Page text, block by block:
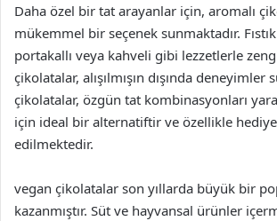
Daha özel bir tat arayanlar için, aromalı
mükemmel bir seçenek sunmaktadır.
portakallı veya kahveli gibi lezzetlerle
çikolatalar, alışılmışın dışında deneyimler
çikolatalar, özgün tat kombinasyonları
için ideal bir alternatiftir ve özellikle
edilmektedir.
vegan çikolatalar son yıllarda büyük bir
kazanmıştır. Süt ve hayvansal ürünler